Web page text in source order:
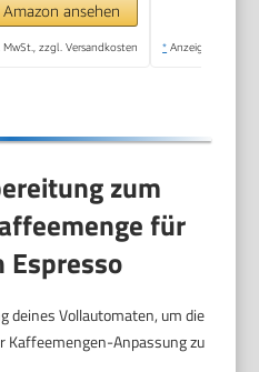
Amazon ansehen
MwSt., zzgl. Versandkosten * Anzeige
zum
für
deines Vollautomaten, um die
Kaffeemengen-Anpassung zu